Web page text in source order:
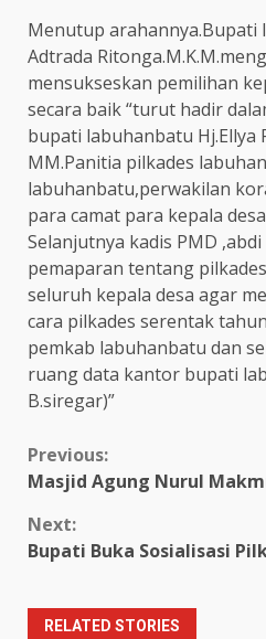
Menutup arahannya.Bupati
Adtrada
mensukseskan pemilihan
secara baik “turut hadir
bupati labuhanbatu Hj.Ellya
MM.Panitia pilkades
labuhanbatu,perwakilan
para camat para kepala
Selanjutnya kadis PMD
pemaparan tentang
seluruh kepala desa agar
cara pilkades serentak
pemkab labuhanbatu dan
ruang data kantor bupati
B.siregar)”
Continue
Reading
Previous:
Masjid Agung Nurul
Next:
Bupati Buka Sosialisasi
RELATED STORIES